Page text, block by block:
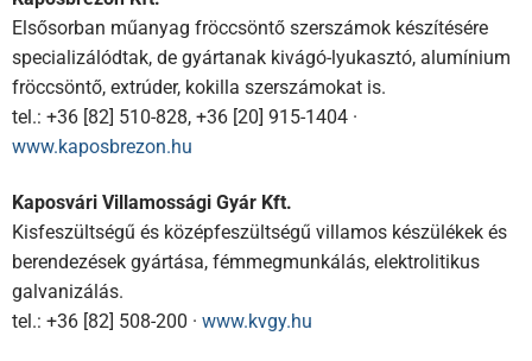
Elsősorban műanyag fröccsöntő szerszámok készítésére
specializálódtak, de gyártanak kivágó-lyukasztó, alumínium
fröccsöntő, extrúder, kokilla szerszámokat is.
tel.: +36 [82] 510-828, +36 [20] 915-1404 ·
www.kaposbrezon.hu
Kaposvári Villamossági Gyár Kft.
Kisfeszültségű és középfeszültségű villamos készülékek és
berendezések gyártása, fémmegmunkálás, elektrolitikus
galvanizálás.
tel.: +36 [82] 508-200 · www.kvgy.hu